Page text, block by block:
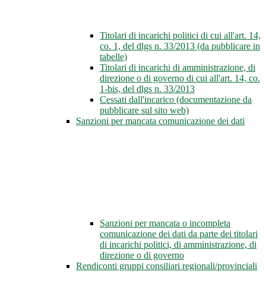
Titolari di incarichi politici di cui all'art. 14,
co. 1, del dlgs n. 33/2013 (da pubblicare in
tabelle)
Titolari di incarichi di amministrazione, di
direzione o di governo di cui all'art. 14, co.
1-bis, del dlgs n. 33/2013
Cessati dall'incarico (documentazione da
pubblicare sul sito web)
Sanzioni per mancata comunicazione dei dati
Sanzioni per mancata o incompleta
comunicazione dei dati da parte dei titolari
di incarichi politici, di amministrazione, di
direzione o di governo
Rendiconti gruppi consiliari regionali/provinciali